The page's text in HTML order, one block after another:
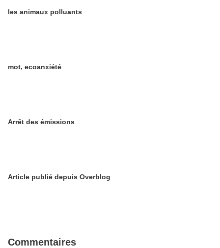
les animaux polluants
mot, ecoanxiété
Arrêt des émissions
Article publié depuis Overblog
Commentaires